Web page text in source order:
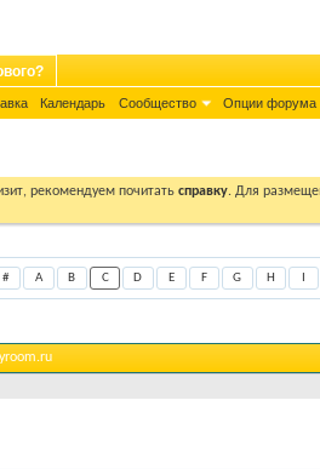
Календарь Сообщество Опции форума
рекомендуем почитать справку. Для
# A B C D E F G H